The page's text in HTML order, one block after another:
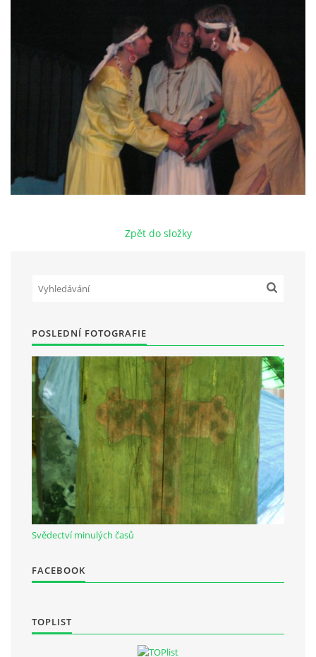
KDY, KDE A CO HRAJEME
HRY OD ROKU 1973
VIDEOZÁZNAMY Z HER
FOTOALBUM
ČLENOVÉ - SOUČASNOST
Občanská vzdělávací jednota "Komenský" v Choceradech z.s.
Chocerady 4
257 24 Chocerady
IČ: 498 28 614
Kontaktní osoba:
Mgr. Miroslava Cinkeisová
723 967 851
© 2026 eStránky.cz |RSS
Zpět do složky
POSLEDNÍ FOTOGRAFIE
Svědectví minulých časů
FACEBOOK
TOPLIST